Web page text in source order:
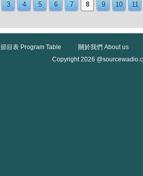
3 4 5 6 7 8 9 10 11
節目表 Program Table
關於我們 About us
Copyright 2026